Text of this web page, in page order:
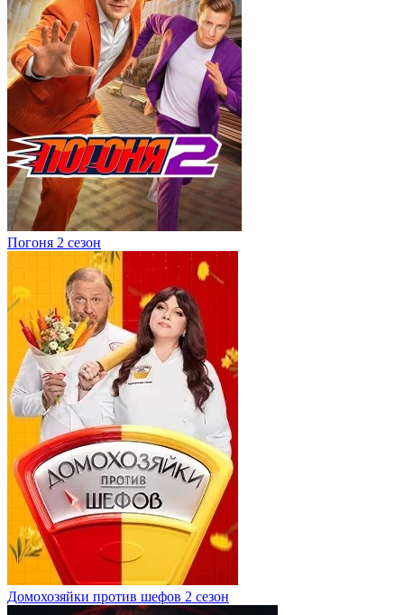
Погоня 2 сезон
Домохозяйки против шефов 2 сезон